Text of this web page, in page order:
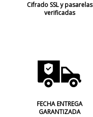
Cifrado SSL y pasarelas
verificadas
FECHA ENTREGA
GARANTIZADA